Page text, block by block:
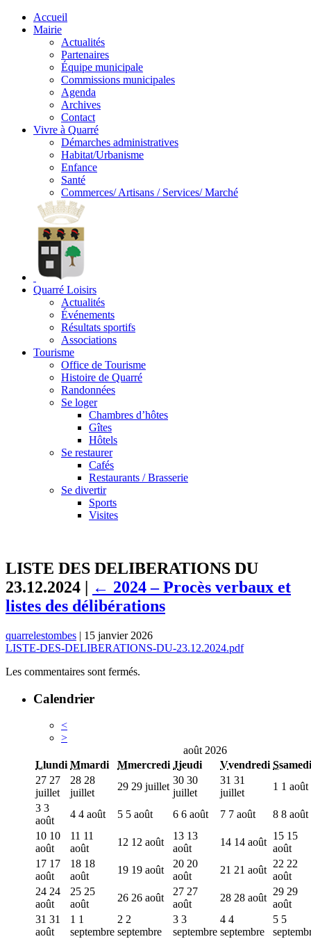
Accueil
Mairie
Actualités
Partenaires
Équipe municipale
Commissions municipales
Agenda
Archives
Contact
Vivre à Quarré
Démarches administratives
Habitat/Urbanisme
Enfance
Santé
Commerces/ Artisans / Services/ Marché
Quarré Loisirs
Actualités
Événements
Résultats sportifs
Associations
Tourisme
Office de Tourisme
Histoire de Quarré
Randonnées
Se loger
Chambres d’hôtes
Gîtes
Hôtels
Se restaurer
Cafés
Restaurants / Brasserie
Se divertir
Sports
Visites
LISTE DES DELIBERATIONS DU
23.12.2024 | ← 2024 – Procès verbaux et
listes des délibérations
quarrelestombes | 15 janvier 2026
LISTE-DES-DELIBERATIONS-DU-23.12.2024.pdf
Les commentaires sont fermés.
Calendrier
<
>
août 2026
Llundi Mmardi Mmercredi Jjeudi Vvendredi Ssamedi
27 27
juillet
28 28
juillet
29 29 juillet
30 30
juillet
31 31
juillet
1 1 août
3 3
août
4 4 août 5 5 août 6 6 août 7 7 août 8 8 août
10 10
août
11 11
août
12 12 août
13 13
août
14 14 août
15 15
août
17 17
août
18 18
août
19 19 août
20 20
août
21 21 août
22 22
août
24 24
août
25 25
août
26 26 août
27 27
août
28 28 août
29 29
août
31 31
août
1 1
septembre
2 2
septembre
3 3
septembre
4 4
septembre
5 5